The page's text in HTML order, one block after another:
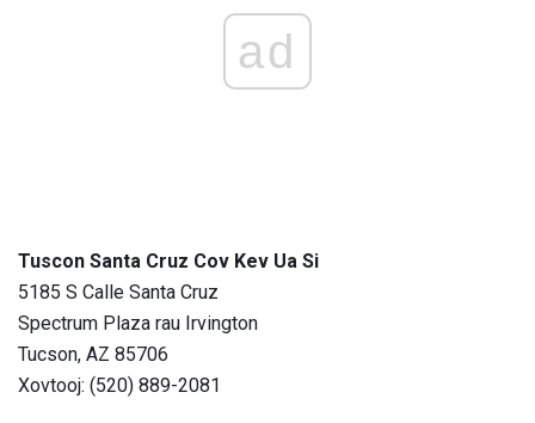
ad
Tuscon Santa Cruz Cov Kev Ua Si
5185 S Calle Santa Cruz
Spectrum Plaza rau Irvington
Tucson, AZ 85706
Xovtooj: (520) 889-2081